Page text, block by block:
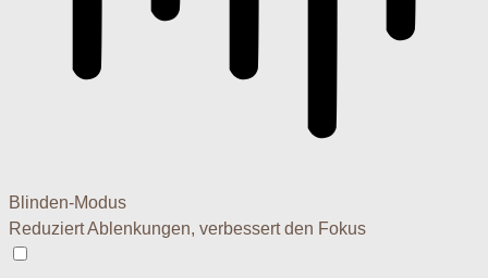
Blinden-Modus
Reduziert Ablenkungen, verbessert den Fokus